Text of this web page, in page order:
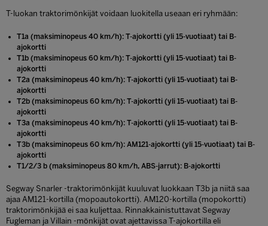
T-luokan traktorimönkijät voidaan luokitella useaan eri ryhmään:
T1a (maksiminopeus 40 km/h): T-ajokortti (yli 15-vuotiaat) tai B-
ajokortti
T1b (maksiminopeus 60 km/h): T-ajokortti (yli 15-vuotiaat) tai B-
ajokortti
T2a (maksiminopeus 40 km/h): T-ajokortti (yli 15-vuotiaat) tai B-
ajokortti
T2b (maksiminopeus 60 km/h): T-ajokortti (yli 15-vuotiaat) tai B-
ajokortti
T3a (maksiminopeus 40 km/h): T-ajokortti (yli 15-vuotiaat) tai B-
ajokortti
T3b (maksiminopeus 60 km/h): AM121-ajokortti (yli 15-vuotiaat) tai B-
ajokortti
T1/2/3 b (maksiminopeus 80 km/h, ABS-jarrut): B-ajokortti
Segway Snarler -traktorimönkijät kuuluvat luokkaan T3b ja niitä saa
ajaa AM121-kortilla (mopoautokortti). AM120-kortilla (mopokortti)
traktorimönkijää ei saa kuljettaa. Rinnakkainistuttavat Segway
Fugleman ja Villain -mönkijät ovat ajettavissa T-ajokortilla eli